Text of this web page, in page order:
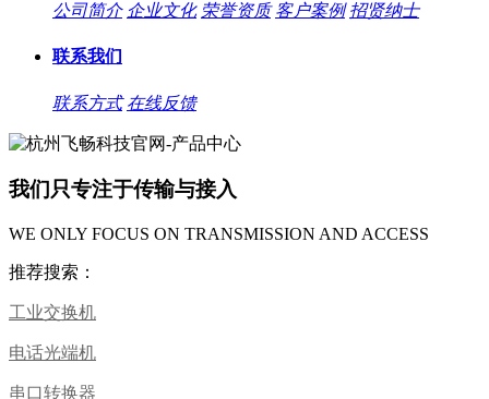
公司简介 企业文化 荣誉资质 客户案例 招贤纳士
联系我们
联系方式 在线反馈
我们只专注于传输与接入
WE ONLY FOCUS ON TRANSMISSION AND ACCESS
推荐搜索：
工业交换机
电话光端机
串口转换器